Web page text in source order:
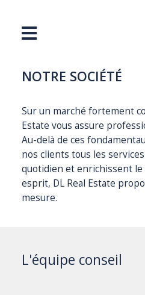
NOTRE SOCIÉTÉ
Sur un marché fortement
Estate vous assure
Au-delà de ces
nos clients tous les
quotidien et enrichissent le
esprit, DL Real Estate
mesure.
L'équipe conseil